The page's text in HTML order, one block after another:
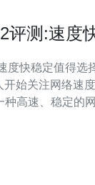
评测:速度
定值得选择 随着互联
始关注网络速度
种高速、稳定的
行